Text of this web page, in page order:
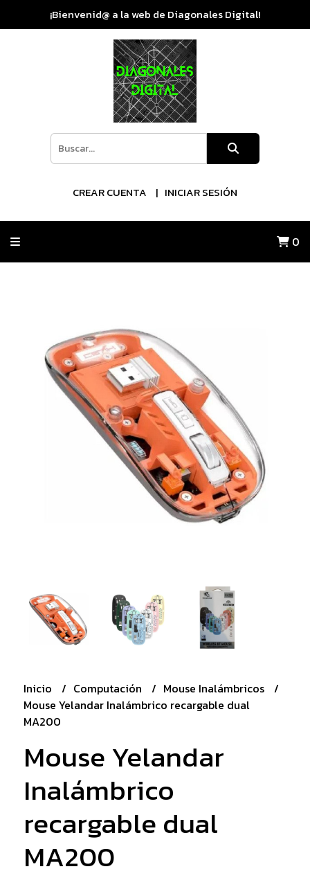
¡Bienvenid@ a la web de Diagonales Digital!
CREAR CUENTA INICIAR SESIÓN
0
Inicio Computación
Mouse Inalámbricos
Mouse Yelandar Inalámbrico recargable dual
MA200
Mouse Yelandar
Inalámbrico
recargable dual
MA200